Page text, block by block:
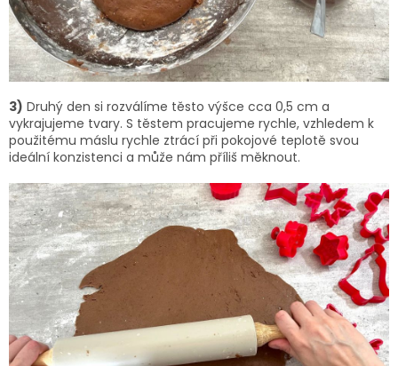
3) Druhý den si rozválíme těsto výšce cca 0,5 cm a
vykrajujeme tvary. S těstem pracujeme rychle, vzhledem k
použitému máslu rychle ztrácí při pokojové teplotě svou
ideální konzistenci a může nám příliš měknout.